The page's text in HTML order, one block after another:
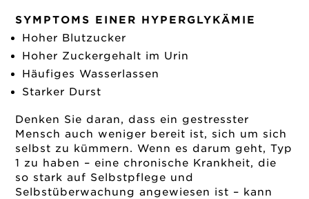
SYMPTOMS EINER HYPERGLYKÄMIE
Hoher Blutzucker
Hoher Zuckergehalt im Urin
Häufiges Wasserlassen
Starker Durst
Denken Sie daran, dass ein gestresster
Mensch auch weniger bereit ist, sich um sich
selbst zu kümmern. Wenn es darum geht, Typ
1 zu haben – eine chronische Krankheit, die
so stark auf Selbstpflege und
Selbstüberwachung angewiesen ist – kann